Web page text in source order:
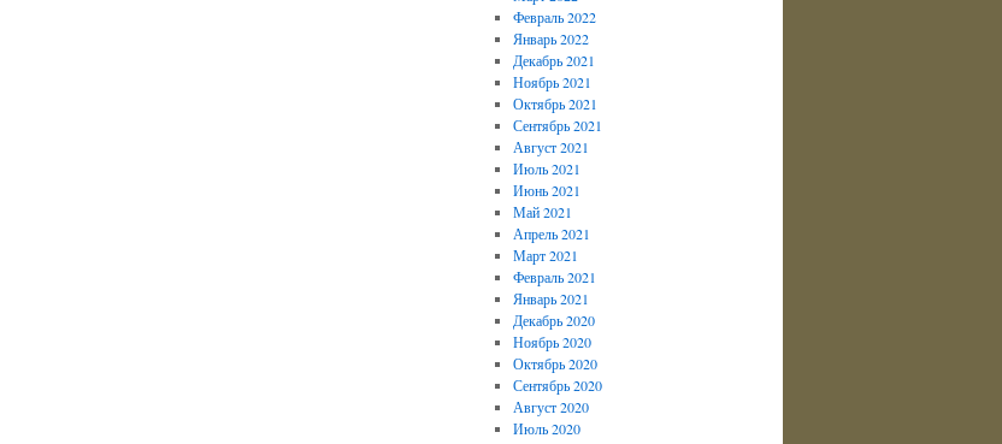
Февраль 2022
Январь 2022
Декабрь 2021
Ноябрь 2021
Октябрь 2021
Сентябрь 2021
Август 2021
Июль 2021
Июнь 2021
Май 2021
Апрель 2021
Март 2021
Февраль 2021
Январь 2021
Декабрь 2020
Ноябрь 2020
Октябрь 2020
Сентябрь 2020
Август 2020
Июль 2020